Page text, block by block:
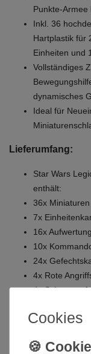
Punkte-
Inkl. 36
Hartplastik für
Einheiten
Vollständiges
dynamisches
Ideal für
Lieferumfang:
Star Wars
enthält:
36x Miniaturen
7x
16x
10x
24x
4x Rote
4x Schwarze
4x Rote
3x Marker-
Cookies